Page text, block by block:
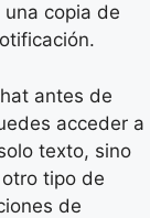
una copia de
antes de
acceder a
texto, sino
tipo de
de